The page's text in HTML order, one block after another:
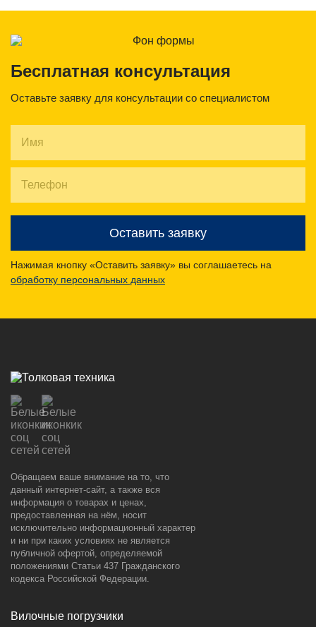
Бесплатная консультация
Оставьте заявку для консультации со специалистом
Оставить заявку
Нажимая кнопку «Оставить заявку» вы соглашаетесь на
обработку персональных данных
Обращаем ваше внимание на то, что
данный интернет-сайт, а также вся
информация о товарах и ценах,
предоставленная на нём, носит
исключительно информационный характер
и ни при каких условиях не является
публичной офертой, определяемой
положениями Статьи 437 Гражданского
кодекса Российской Федерации.
Вилочные погрузчики